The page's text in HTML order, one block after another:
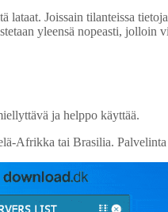
Joissain tilanteissa
yleensä nopeasti,
ja helppo käyttää.
Afrikka tai Brasilia.